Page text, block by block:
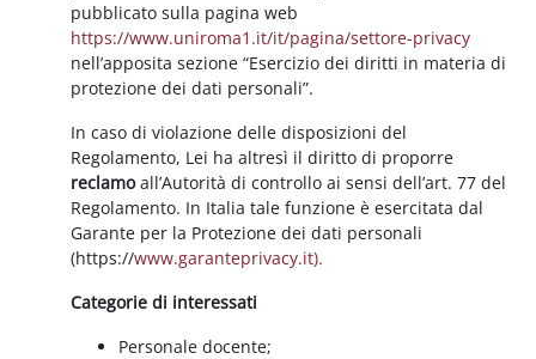
pubblicato sulla pagina web
https://www.uniroma1.it/it/pagina/settore-privacy
nell’apposita sezione “Esercizio dei diritti in materia di
protezione dei dati personali”.
In caso di violazione delle disposizioni del
Regolamento, Lei ha altresì il diritto di proporre
reclamoall’Autorità di controllo ai sensi dell’art. 77 del
Regolamento. In Italia tale funzione è esercitata dal
Garante per la Protezione dei dati personali
(https://www.garanteprivacy.it).
Categorie di interessati
Personale docente;